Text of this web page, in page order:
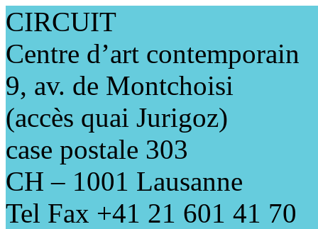
CIRCUIT
Centre d’art contemporain
9, av. de Montchoisi
(accès quai Jurigoz)
case postale 303
CH – 1001 Lausanne
Tel Fax +41 21 601 41 70